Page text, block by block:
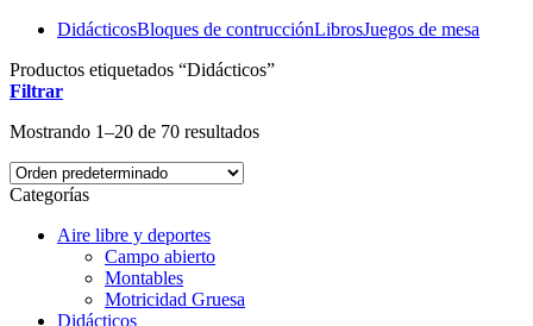
DidácticosBloques de contrucciónLibrosJuegos de mesa
Productos etiquetados “Didácticos”
Filtrar
Mostrando 1–20 de 70 resultados
Categorías
Aire libre y deportes
Campo abierto
Montables
Motricidad Gruesa
Didácticos